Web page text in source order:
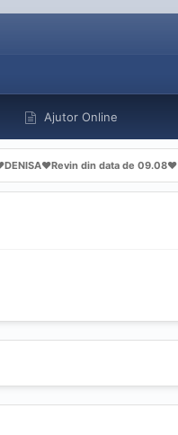
Ajutor Online
din data de 09.08❤️